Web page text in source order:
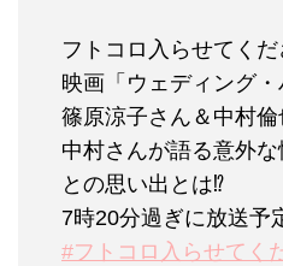
フトコロ入らせてく
映画「ウェディング・
篠原涼子さん＆中村倫
中村さんが語る意外な
との思い出とは⁉
7時20分過ぎに放送予
#フトコロ入らせてく